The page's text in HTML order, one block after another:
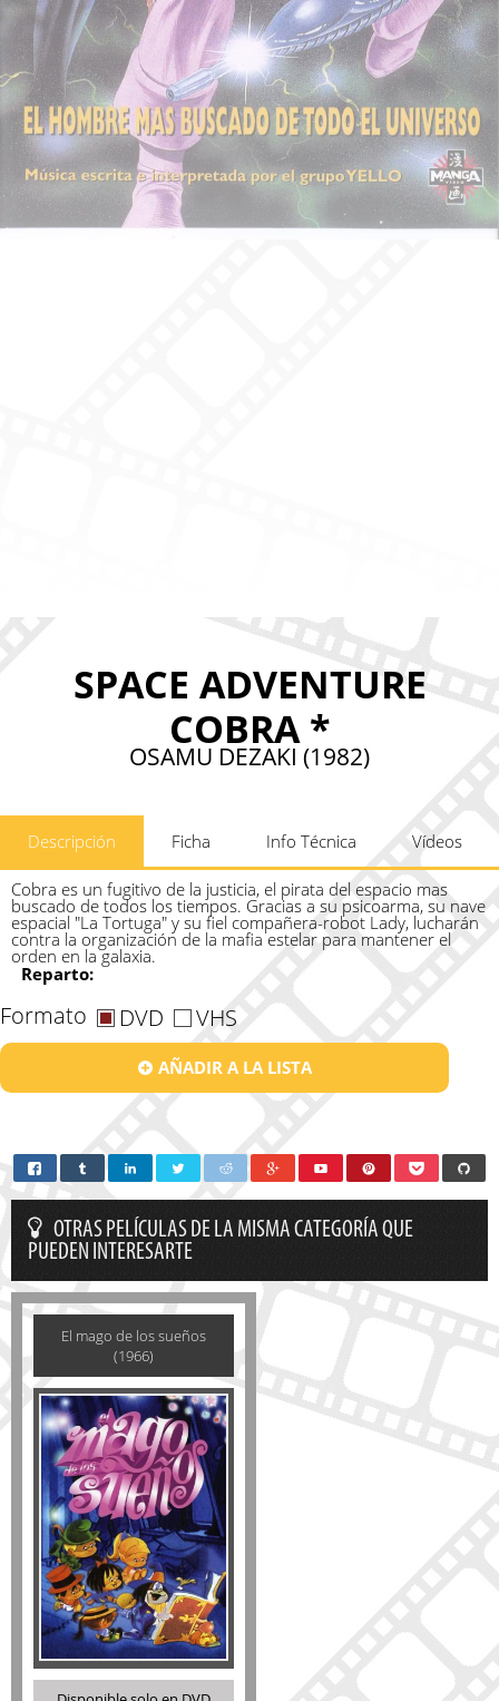
SPACE ADVENTURE
COBRA *
OSAMU DEZAKI (1982)
Descripción Ficha Info Técnica Vídeos
Cobra es un fugitivo de la justicia, el pirata del espacio mas
buscado de todos los tiempos. Gracias a su psicoarma, su nave
espacial "La Tortuga" y su fiel compañera-robot Lady, lucharán
contra la organización de la mafia estelar para mantener el
orden en la galaxia.
Reparto:
Formato DVD VHS
AÑADIR A LA LISTA
OTRAS PELÍCULAS DE LA MISMA CATEGORÍA QUE
PUEDEN INTERESARTE
El mago de los sueños
(1966)